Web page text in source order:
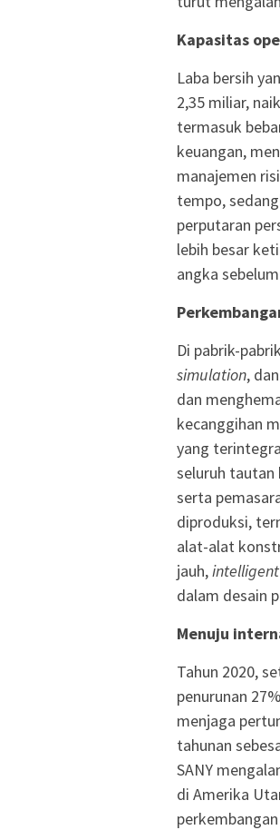
Kapasitas
Laba bersih
2,35 miliar,
termasuk
keuangan,
manajemen
tempo,
perputaran
lebih besar
angka
Di pabrik-
simulation, dan
dan
kecanggihan
yang
seluruh tautan
serta
diproduksi,
alat-alat
jauh,
dalam desain
Menuju
Tahun 2020,
penurunan
menjaga
tahunan
SANY
di Amerika